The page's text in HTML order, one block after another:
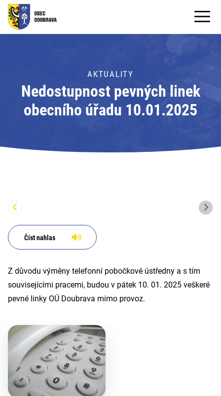
OBECNÍ ÚŘAD
PRO OBČANY
Formuláře ke stažení
PRO TURISTY
AKTUALITY
Nedostupnost pevných linek
obecního úřadu 10.01.2025
Číst nahlas
Z důvodu výměny telefonní pobočkové ústředny a s tím
souvisejícími pracemi, budou v pátek 10. 01. 2025 veškeré
pevné linky OÚ Doubrava mimo provoz.